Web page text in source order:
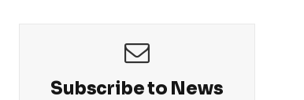
Subscribe to News